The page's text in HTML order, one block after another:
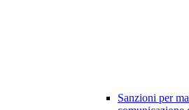
Sanzioni per